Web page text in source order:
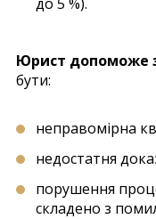
Юрист допоможе
бути:
неправомірна
недостатня
порушення
складено з